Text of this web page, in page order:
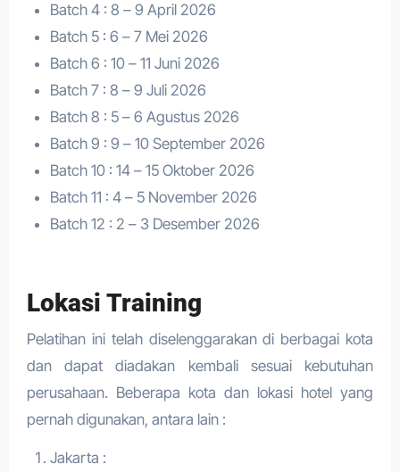
Batch 4 : 8 – 9 April 2026
Batch 5 : 6 – 7 Mei 2026
Batch 6 : 10 – 11 Juni 2026
Batch 7 : 8 – 9 Juli 2026
Batch 8 : 5 – 6 Agustus 2026
Batch 9 : 9 – 10 September 2026
Batch 10 : 14 – 15 Oktober 2026
Batch 11 : 4 – 5 November 2026
Batch 12 : 2 – 3 Desember 2026
Lokasi Training
Pelatihan ini telah diselenggarakan di berbagai kota
dan dapat diadakan kembali sesuai kebutuhan
perusahaan. Beberapa kota dan lokasi hotel yang
pernah digunakan, antara lain :
Jakarta :